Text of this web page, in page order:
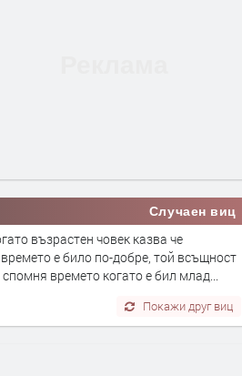
Случаен виц
възрастен човек казва че
е било по-добре, той всъщност
спомня времето когато е бил млад...
Покажи друг виц